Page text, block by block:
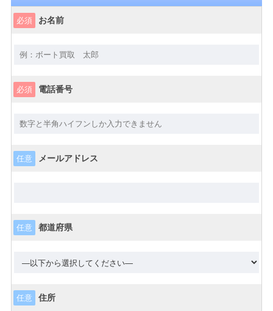
必須 お名前
必須 電話番号
任意 メールアドレス
任意 都道府県
任意 住所